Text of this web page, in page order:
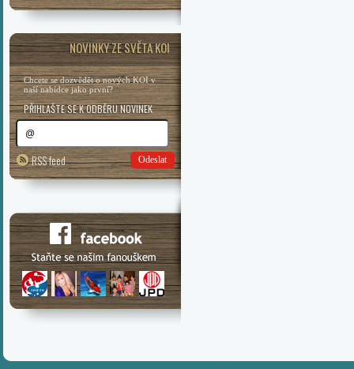
NOVINKY ZE SVĚTA KOI
Chcete se dozvědět o nových KOI v
naší nabídce jako první?
PŘIHLAŠTE SE K ODBĚRU NOVINEK
RSS feed Odeslat